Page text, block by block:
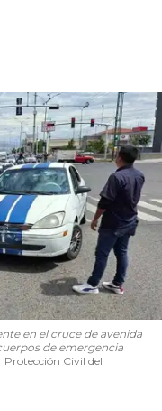
en el cruce de avenida
de emergencia
Protección Civil del